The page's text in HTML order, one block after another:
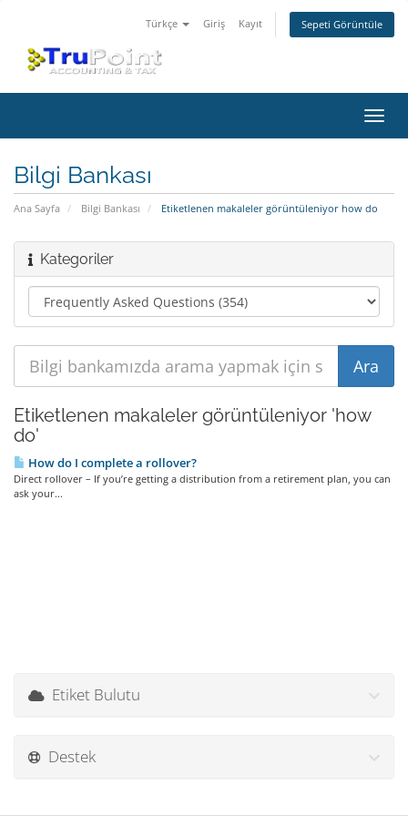
Türkçe Giriş Kayıt Sepeti Görüntüle
Bilgi Bankası
Ana Sayfa Bilgi Bankası Etiketlenen makaleler görüntüleniyor how do
Kategoriler
Etiketlenen makaleler görüntüleniyor 'how
do'
How do I complete a rollover?
Direct rollover – If you’re getting a distribution from a retirement plan, you can
ask your...
Etiket Bulutu
Destek